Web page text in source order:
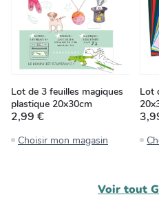
Lot de 3 feuilles magiques
plastique 20x30cm
2,99 €
Choisir mon magasin
Lot
Voir tout